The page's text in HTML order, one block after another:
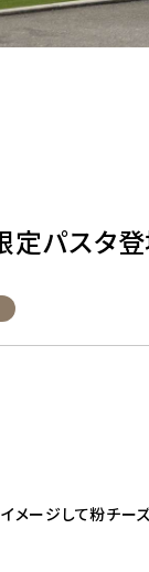
パスタ登
メージして粉チー